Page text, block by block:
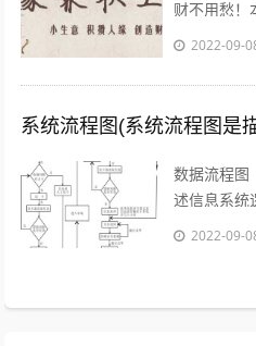
财不用愁！
介绍的赚钱
2022-09-
系统流程图(系统流程图是
数据流程图
述信息系统
就是以图形
2022-09-